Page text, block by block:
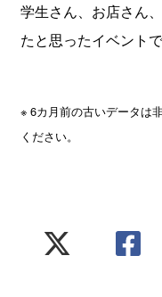
学生さん、お店さん
たと思ったイベントで
※ 6カ月前の古いデータは
ください。